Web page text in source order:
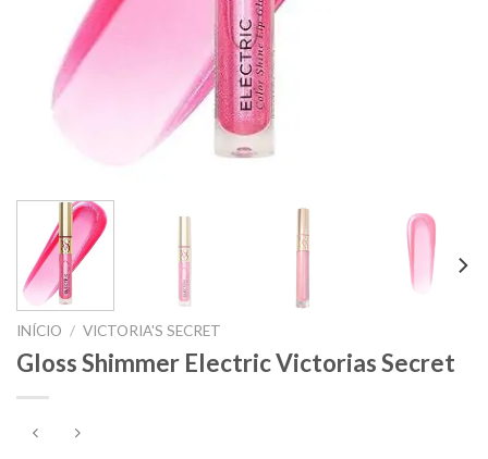
INÍCIO / VICTORIA'S SECRET
Gloss Shimmer Electric Victorias Secret